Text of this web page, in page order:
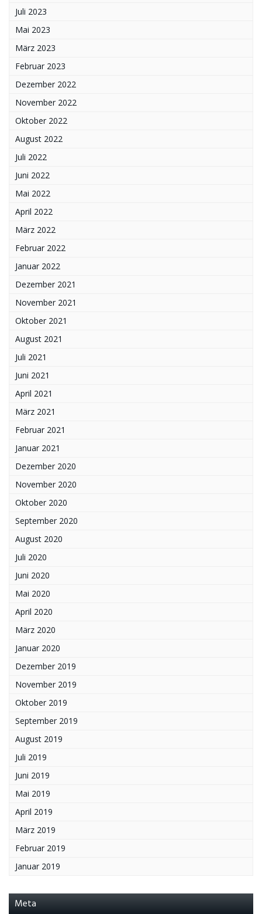
Juli 2023
Mai 2023
März 2023
Februar 2023
Dezember 2022
November 2022
Oktober 2022
August 2022
Juli 2022
Juni 2022
Mai 2022
April 2022
März 2022
Februar 2022
Januar 2022
Dezember 2021
November 2021
Oktober 2021
August 2021
Juli 2021
Juni 2021
April 2021
März 2021
Februar 2021
Januar 2021
Dezember 2020
November 2020
Oktober 2020
September 2020
August 2020
Juli 2020
Juni 2020
Mai 2020
April 2020
März 2020
Januar 2020
Dezember 2019
November 2019
Oktober 2019
September 2019
August 2019
Juli 2019
Juni 2019
Mai 2019
April 2019
März 2019
Februar 2019
Januar 2019
Meta